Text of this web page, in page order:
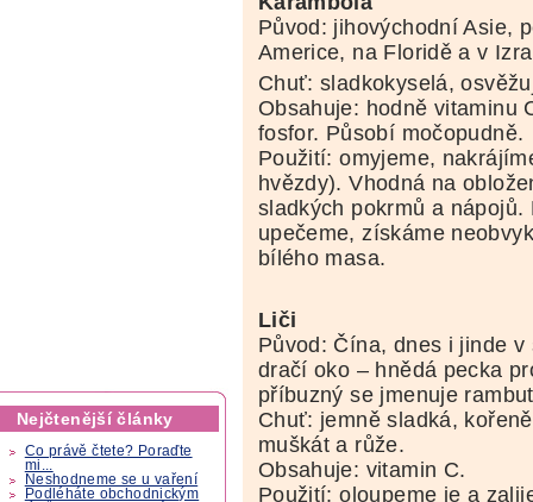
Nejčtenější články
Co právě čtete? Poraďte
mi...
Neshodneme se u vaření
Podléháte obchodnickým
Původ: jihovýchodní Asie,
Americe, na Floridě a v
Chuť: sladkokyselá,
Obsahuje: hodně vitaminu
fosfor. Působí močopudně.
Použití: omyjeme,
hvězdy). Vhodná na
sladkých pokrmů a
upečeme, získáme
bílého masa.
Liči
Původ: Čína, dnes i jinde
dračí oko – hnědá pecka
příbuzný se jmenuje
Chuť: jemně sladká,
muškát a růže.
Obsahuje: vitamin C.
Použití: oloupeme je a